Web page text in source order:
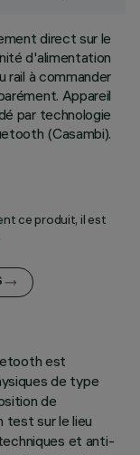
direct sur le
d'alimentation
rail à commander
Appareil
par technologie
(Casambi).
ce produit, il est
est
de type
de
test sur le lieu
et anti-